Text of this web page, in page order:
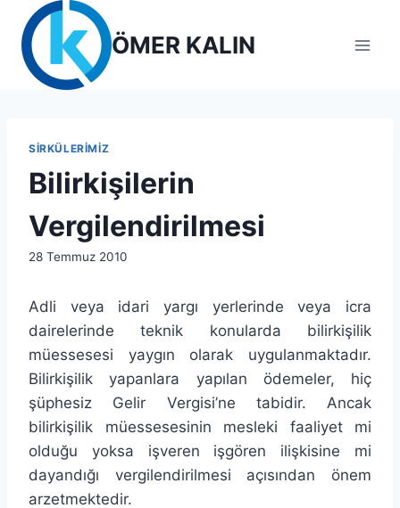
content
ÖMER KALIN
SIRKÜLERIMIZ
Bilirkişilerin
Vergilendirilmesi
By
28 Temmuz 2010
Adli veya idari yargı yerlerinde veya icra
dairelerinde teknik konularda bilirkişilik
müessesesi yaygın olarak uygulanmaktadır.
Bilirkişilik yapanlara yapılan ödemeler, hiç
şüphesiz Gelir Vergisi’ne tabidir. Ancak
bilirkişilik müessesesinin mesleki faaliyet mi
olduğu yoksa işveren işgören ilişkisine mi
dayandığı vergilendirilmesi açısından önem
arzetmektedir.